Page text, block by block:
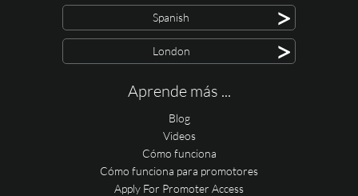
Spanish >
London >
Aprende más ...
Blog
Videos
Cómo funciona
Cómo funciona para promotores
Apply For Promoter Access